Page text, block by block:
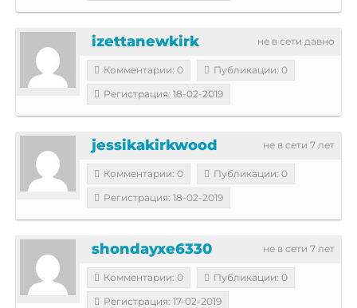
не в сети давно
izettanewkirk
Комментарии: 0
Публикации: 0
Регистрация: 18-02-2019
не в сети 7 лет
jessikakirkwood
Комментарии: 0
Публикации: 0
Регистрация: 18-02-2019
не в сети 7 лет
shondayxe6330
Комментарии: 0
Публикации: 0
Регистрация: 17-02-2019